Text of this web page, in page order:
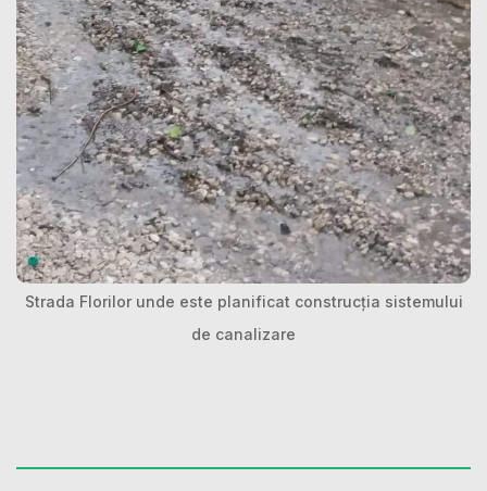
Strada Florilor unde este planificat construcția sistemului
de canalizare